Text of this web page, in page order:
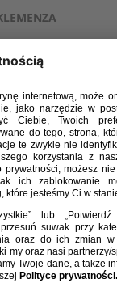
30 / 01 / 14
POWOŁAŃ NA